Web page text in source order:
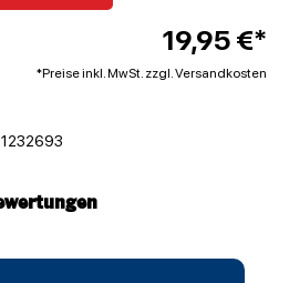
19,95 €*
*Preise inkl. MwSt. zzgl. Versandkosten